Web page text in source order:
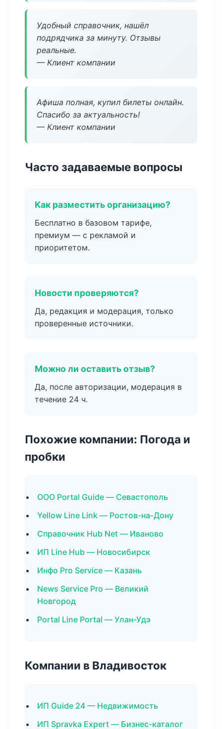
Удобный справочник, нашёл
подрядчика за минуту. Отзывы
реальные.
— Клиент компании
Афиша полная, купил билеты онлайн.
Спасибо за актуальность!
— Клиент компании
Часто задаваемые вопросы
Как разместить организацию?
Бесплатно в базовом тарифе,
премиум — с рекламой и
приоритетом.
Новости проверяются?
Да, редакция и модерация, только
проверенные источники.
Можно ли оставить отзыв?
Да, после авторизации, модерация в
течение 24 ч.
Похожие компании: Погода и
пробки
ООО Portal Guide — Севастополь
Yellow Line Link — Ростов-на-Дону
Справочник Hub Net — Иваново
ИП Line Hub — Новосибирск
Инфо Pro Service — Казань
News Service Pro — Великий
Новгород
Portal Line Portal — Улан-Удэ
Компании в Владивосток
ИП Guide 24 — Недвижимость
ИП Spravka Expert — Бизнес-каталог